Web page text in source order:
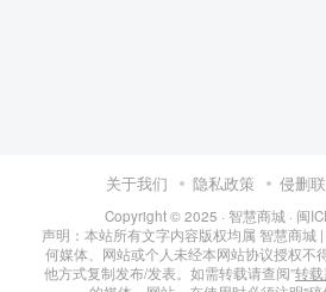
关于我们 隐私政策 侵删
Copyright © 2025 · 智慧商城 · 闽
声明：本站所有文字内容版权均属 智慧商城
何媒体、网站或个人未经本网站协议授权不
他方式复制发布/发表。如需转载请查阅”转